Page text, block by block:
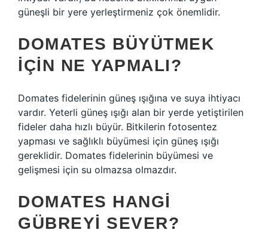
güneşli bir yere yerleştirmeniz çok önemlidir.
DOMATES BÜYÜTMEK
IÇIN NE YAPMALI?
Domates fidelerinin güneş ışığına ve suya ihtiyacı
vardır. Yeterli güneş ışığı alan bir yerde yetiştirilen
fideler daha hızlı büyür. Bitkilerin fotosentez
yapması ve sağlıklı büyümesi için güneş ışığı
gereklidir. Domates fidelerinin büyümesi ve
gelişmesi için su olmazsa olmazdır.
DOMATES HANGI
GÜBREYI SEVER?